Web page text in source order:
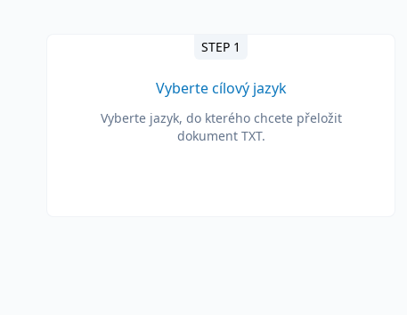
STEP 1
Vyberte cílový jazyk
Vyberte jazyk, do kterého chcete přeložit
dokument TXT.